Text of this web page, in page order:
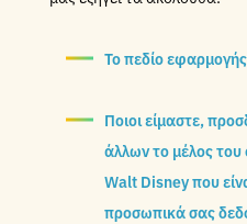
Το πεδίο
Ποιοι είμαστε,
άλλων το μέλος του
Walt Disney που
προσωπικά σας